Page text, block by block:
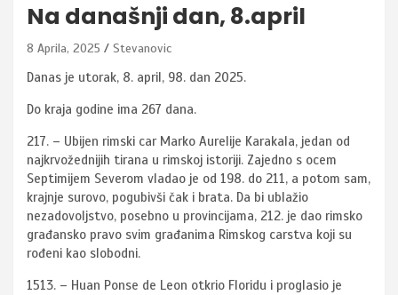
Na današnji dan, 8.april
8 Aprila, 2025 Stevanovic
Danas je utorak, 8. april, 98. dan 2025.
Do kraja godine ima 267 dana.
217. – Ubijen rimski car Marko Aurelije Karakala, jedan od
najkrvožednijih tirana u rimskoj istoriji. Zajedno s ocem
Septimijem Severom vladao je od 198. do 211, a potom sam,
krajnje surovo, pogubivši čak i brata. Da bi ublažio
nezadovoljstvo, posebno u provincijama, 212. je dao rimsko
građansko pravo svim građanima Rimskog carstva koji su
rođeni kao slobodni.
1513. – Huan Ponse de Leon otkrio Floridu i proglasio je